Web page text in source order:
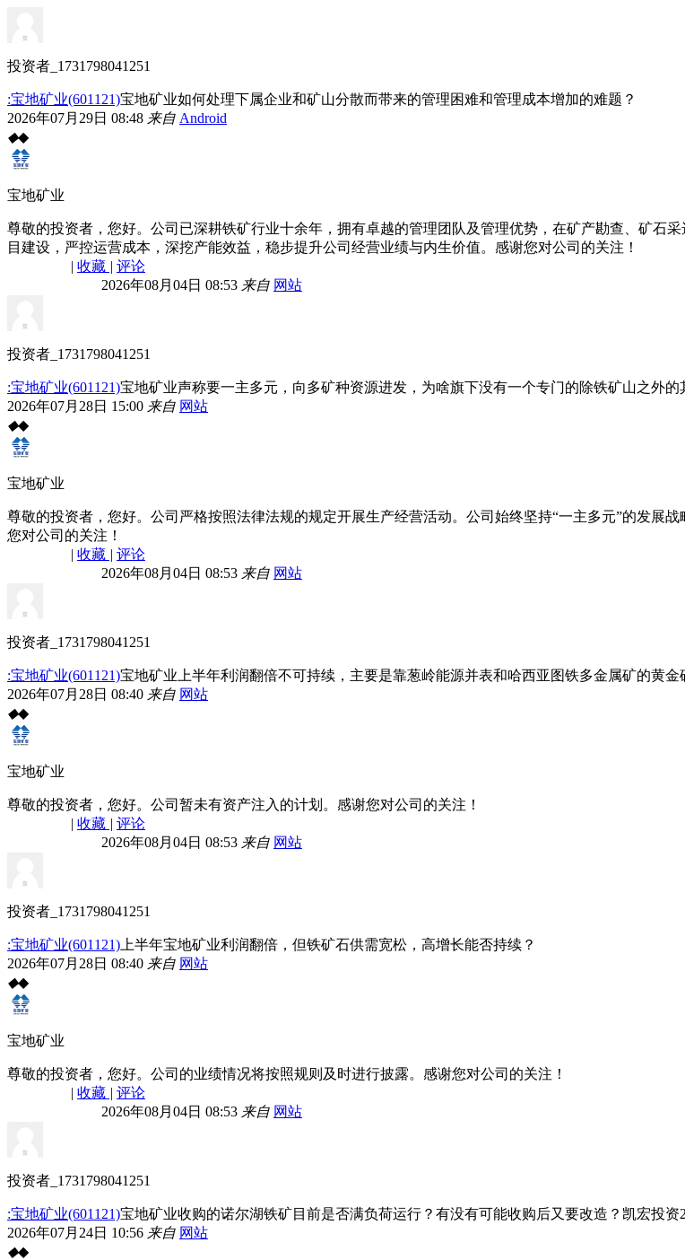
投资者_1731798041251
:宝地矿业(601121)宝地矿业如何处理下属企业和矿山分散而带来的管理困难和管理成本增加的难题？
2026年07月29日 08:48 来自 Android
◆◆
宝地矿业
尊敬的投资者，您好。公司已深耕铁矿行业十余年，拥有卓越的管理团队及管理优势，在矿产勘查、矿石
目建设，严控运营成本，深挖产能效益，稳步提升公司经营业绩与内生价值。感谢您对公司的关注！
| 收藏 | 评论
2026年08月04日 08:53 来自 网站
投资者_1731798041251
:宝地矿业(601121)宝地矿业声称要一主多元，向多矿种资源进发，为啥旗下没有一个专门的除铁矿山之外的
2026年07月28日 15:00 来自 网站
◆◆
宝地矿业
尊敬的投资者，您好。公司严格按照法律法规的规定开展生产经营活动。公司始终坚持“一主多元”的发展
您对公司的关注！
| 收藏 | 评论
2026年08月04日 08:53 来自 网站
投资者_1731798041251
:宝地矿业(601121)宝地矿业上半年利润翻倍不可持续，主要是靠葱岭能源并表和哈西亚图铁多金属矿的黄
2026年07月28日 08:40 来自 网站
◆◆
宝地矿业
尊敬的投资者，您好。公司暂未有资产注入的计划。感谢您对公司的关注！
| 收藏 | 评论
2026年08月04日 08:53 来自 网站
投资者_1731798041251
:宝地矿业(601121) 上半年宝地矿业利润翻倍，但铁矿石供需宽松，高增长能否持续？
2026年07月28日 08:40 来自 网站
◆◆
宝地矿业
尊敬的投资者，您好。公司的业绩情况将按照规则及时进行披露。感谢您对公司的关注！
| 收藏 | 评论
2026年08月04日 08:53 来自 网站
投资者_1731798041251
:宝地矿业(601121)宝地矿业收购的诺尔湖铁矿目前是否满负荷运行？有没有可能收购后又要改造？凯宏投
2026年07月24日 10:56 来自 网站
◆◆